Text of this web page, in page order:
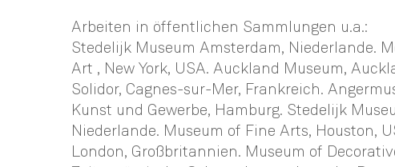
Arbeiten in öffentlichen Sammlungen u.a.:
Stedelijk Museum Amsterdam, Niederlande.
Art , New York, USA. Auckland Museum,
Solidor, Cagnes-sur-Mer, Frankreich.
Kunst und Gewerbe, Hamburg. Stedelijk
Niederlande. Museum of Fine Arts, Houston,
London, Großbritannien. Museum of